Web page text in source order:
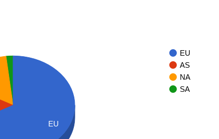
EU
AS
NA
SA
EU